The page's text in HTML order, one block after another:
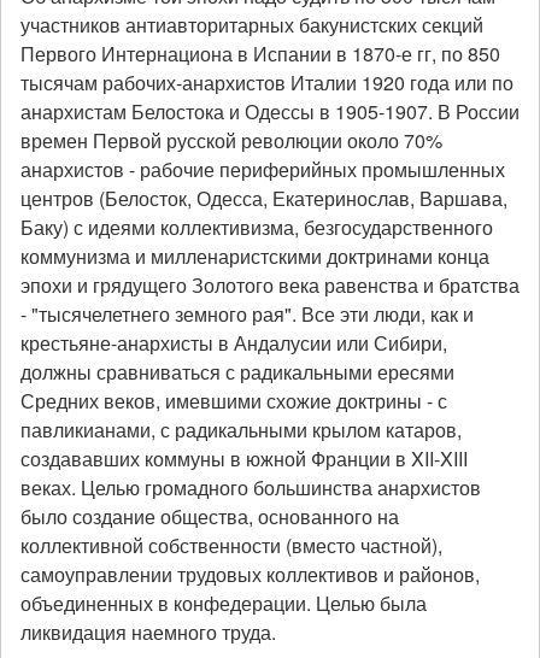
участников антиавторитарных бакунистских секций
Первого Интернациона в Испании в 1870-е гг, по 850
тысячам рабочих-анархистов Италии 1920 года или по
анархистам Белостока и Одессы в 1905-1907. В России
времен Первой русской революции около 70%
анархистов - рабочие периферийных промышленных
центров (Белосток, Одесса, Екатеринослав, Варшава,
Баку) с идеями коллективизма, безгосударственного
коммунизма и милленаристскими доктринами конца
эпохи и грядущего Золотого века равенства и братства
- "тысячелетнего земного рая". Все эти люди, как и
крестьяне-анархисты в Андалусии или Сибири,
должны сравниваться с радикальными ересями
Средних веков, имевшими схожие доктрины - с
павликианами, с радикальными крылом катаров,
создававших коммуны в южной Франции в XII-XIII
веках. Целью громадного большинства анархистов
было создание общества, основанного на
коллективной собственности (вместо частной),
самоуправлении трудовых коллективов и районов,
объединенных в конфедерации. Целью была
ликвидация наемного труда.